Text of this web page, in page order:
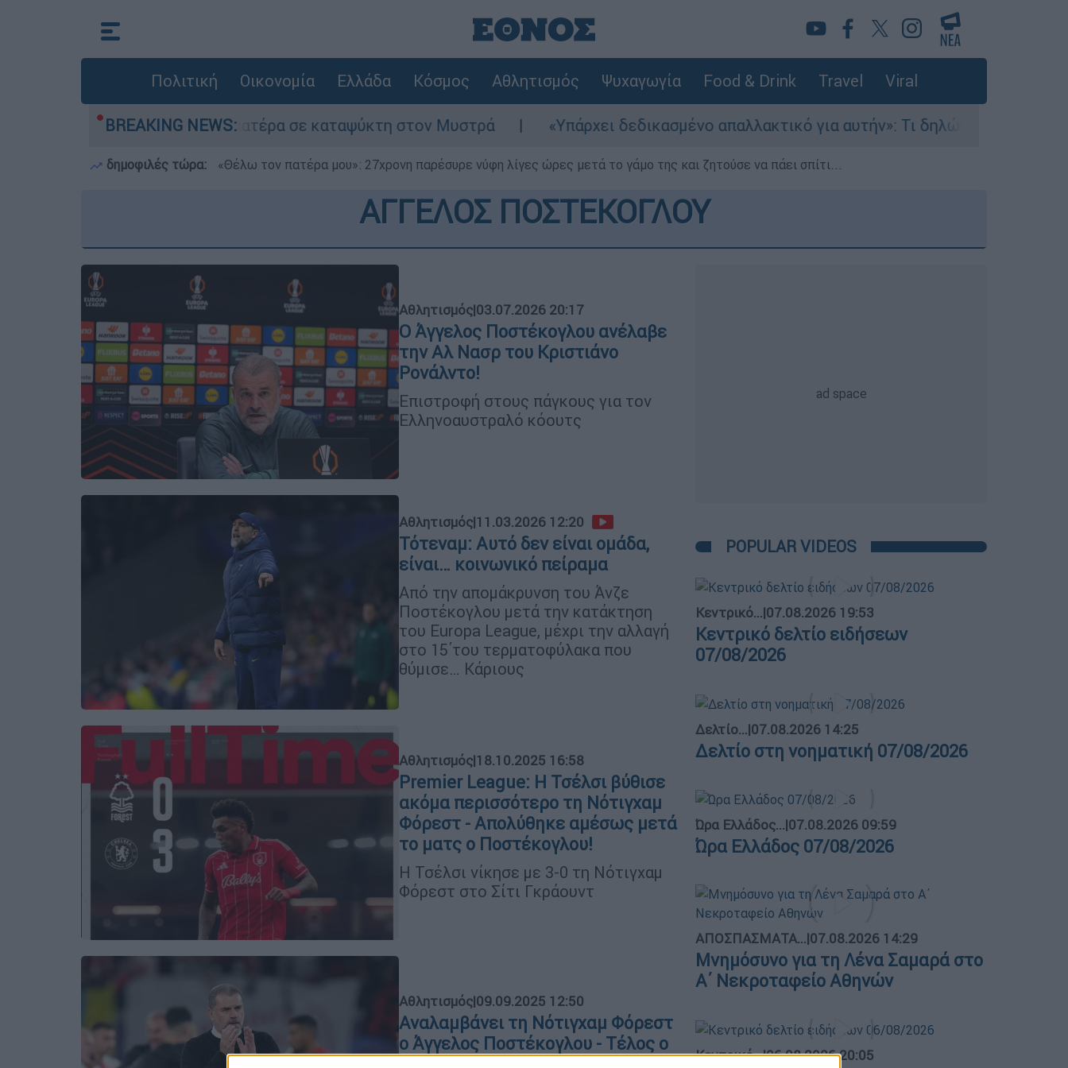
Πολιτική Οικονομία Ελλάδα Κόσμος Αθλητισμός Ψυχαγωγία Food & Drink Travel Viral
BREAKING NEWS:
νεκρό του πατέρα σε καταψύκτη στον Μυστρά «Υπάρχει δεδικασμένο απαλλακτικό για αυτήν»: Τι δηλώνει στο ethnos.gr ο Κώστας
δημοφιλές τώρα: «Θέλω τον πατέρα μου»: 27χρονη παρέσυρε νύφη λίγες ώρες μετά το γάμο της και ζητούσε να πάει σπίτι...
ΑΓΓΕΛΟΣ ΠΟΣΤΕΚΟΓΛΟΥ
Αθλητισμός|03.07.2026 20:17
Ο Άγγελος Ποστέκογλου ανέλαβε
την Αλ Νασρ του Κριστιάνο
Ρονάλντο!
Επιστροφή στους πάγκους για τον
Ελληνοαυστραλό κόουτς
Αθλητισμός|11.03.2026 12:20
Τότεναμ: Αυτό δεν είναι ομάδα,
είναι… κοινωνικό πείραμα
Από την απομάκρυνση του Άνζε
Ποστέκογλου μετά την κατάκτηση
του Europa League, μέχρι την αλλαγή
στο 15΄του τερματοφύλακα που
θύμισε… Κάριους
Αθλητισμός|18.10.2025 16:58
Premier League: Η Τσέλσι βύθισε
ακόμα περισσότερο τη Νότιγχαμ
Φόρεστ - Απολύθηκε αμέσως μετά
το ματς ο Ποστέκογλου!
Η Τσέλσι νίκησε με 3-0 τη Νότιγχαμ
Φόρεστ στο Σίτι Γκράουντ
Αθλητισμός|09.09.2025 12:50
Αναλαμβάνει τη Νότιγχαμ Φόρεστ
ο Άγγελος Ποστέκογλου - Τέλος ο
POPULAR VIDEOS
Κεντρικό...|07.08.2026 19:53
Κεντρικό δελτίο ειδήσεων
07/08/2026
Δελτίο...|07.08.2026 14:25
Δελτίο στη νοηματική 07/08/2026
Ώρα Ελλάδος...|07.08.2026 09:59
Ώρα Ελλάδος 07/08/2026
ΑΠΟΣΠΑΣΜΑΤΑ...|07.08.2026 14:29
Μνημόσυνο για τη Λένα Σαμαρά στο
Α΄ Νεκροταφείο Αθηνών
Κεντρικό...|06.08.2026 20:05